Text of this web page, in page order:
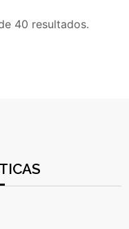
40 resultados.